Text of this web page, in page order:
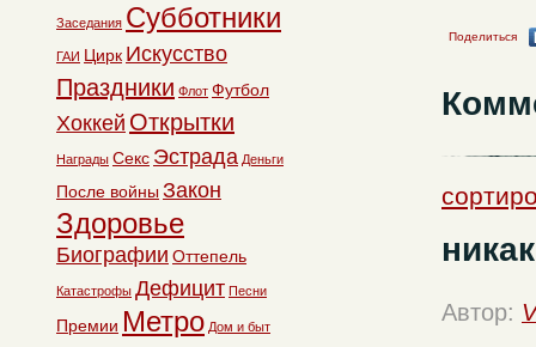
Поделиться
Автор:
Заседания Субботники
ГАИ Цирк Искусство
Праздники Флот Футбол
Хоккей Открытки
Награды Секс Эстрада Деньги
После войны Закон
Здоровье
Биографии Оттепель
Катастрофы Дефицит Песни
Премии Метро Дом и быт